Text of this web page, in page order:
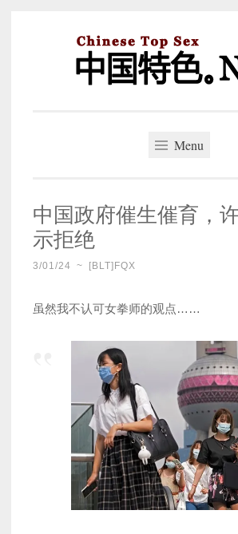
Menu
中国政府催生催育，
示拒绝
3/01/24 ~ [BLT]FQX
虽然我不认可女拳师的观点……